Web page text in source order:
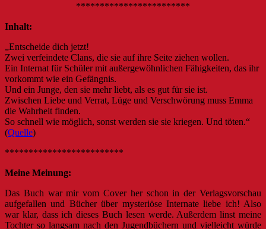
************************
Inhalt:
„Entscheide dich jetzt!
Zwei verfeindete Clans, die sie auf ihre Seite ziehen wollen.
Ein Internat für Schüler mit außergewöhnlichen Fähigkeiten, das ihr
vorkommt wie ein Gefängnis.
Und ein Junge, den sie mehr liebt, als es gut für sie ist.
Zwischen Liebe und Verrat, Lüge und Verschwörung muss Emma
die Wahrheit finden.
So schnell wie möglich, sonst werden sie sie kriegen. Und töten.“
(Quelle)
*************************
Meine Meinung:
Das Buch war mir vom Cover her schon in der Verlagsvorschau
aufgefallen und Bücher über mysteriöse Internate liebe ich! Also
war klar, dass ich dieses Buch lesen werde. Außerdem linst meine
Tochter so langsam nach den Jugendbüchern und vielleicht würde